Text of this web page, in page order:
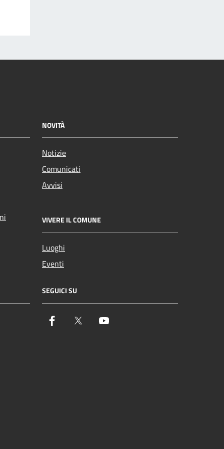
NOVITÀ
Notizie
Comunicati
Avvisi
VIVERE IL COMUNE
Luoghi
Eventi
SEGUICI SU
Facebook Twitter